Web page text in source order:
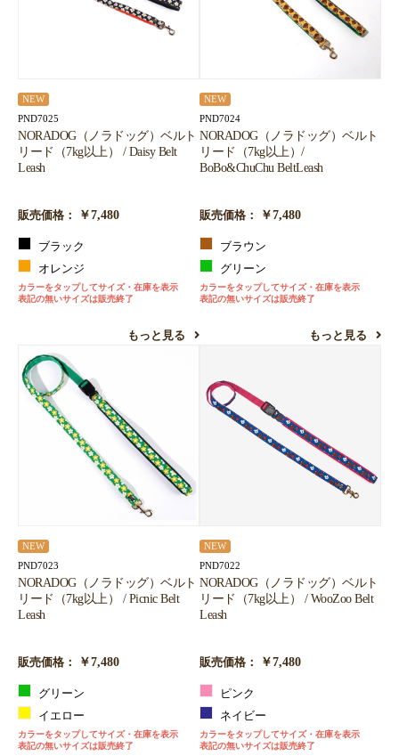
NEW
PND7025
NORADOG（ノラドッグ）ベルト
リード（7kg以上） / Daisy Belt
Leash
販売価格： ￥7,480
ブラック
オレンジ
カラーをタップしてサイズ・在庫を表示
表記の無いサイズは販売終了
もっと見る
NEW
PND7024
NORADOG（ノラドッグ）ベルト
リード（7kg以上）/
BoBo&ChuChu BeltLeash
販売価格： ￥7,480
ブラウン
グリーン
カラーをタップしてサイズ・在庫を表示
表記の無いサイズは販売終了
もっと見る
NEW
PND7023
NORADOG（ノラドッグ）ベルト
リード（7kg以上） / Picnic Belt
Leash
販売価格： ￥7,480
グリーン
イエロー
カラーをタップしてサイズ・在庫を表示
表記の無いサイズは販売終了
NEW
PND7022
NORADOG（ノラドッグ）ベルト
リード（7kg以上） / WooZoo Belt
Leash
販売価格： ￥7,480
ピンク
ネイビー
カラーをタップしてサイズ・在庫を表示
表記の無いサイズは販売終了
お買い物を続ける カートへ進む